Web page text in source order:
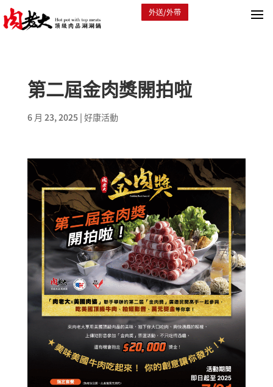
外送/外帶
第二屆金肉獎開拍啦
6 月 23, 2025| 好康活動